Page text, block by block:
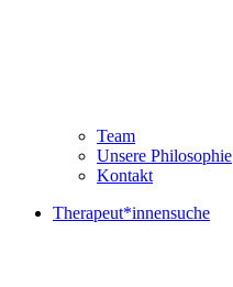
Team
Unsere Philosophie
Kontakt
Therapeut*innensuche